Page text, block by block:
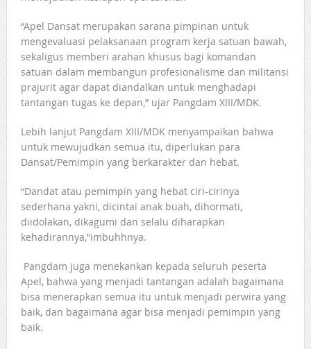
“Apel Dansat merupakan sarana pimpinan untuk
mengevaluasi pelaksanaan program kerja satuan bawah,
sekaligus memberi arahan khusus bagi komandan
satuan dalam membangun profesionalisme dan militansi
prajurit agar dapat diandalkan untuk menghadapi
tantangan tugas ke depan,” ujar Pangdam XIII/MDK.
Lebih lanjut Pangdam XIII/MDK menyampaikan bahwa
untuk mewujudkan semua itu, diperlukan para
Dansat/Pemimpin yang berkarakter dan hebat.
“Dandat atau pemimpin yang hebat ciri-cirinya
sederhana yakni, dicintai anak buah, dihormati,
diidolakan, dikagumi dan selalu diharapkan
kehadirannya,”imbuhhnya.
Pangdam juga menekankan kepada seluruh peserta
Apel, bahwa yang menjadi tantangan adalah bagaimana
bisa menerapkan semua itu untuk menjadi perwira yang
baik, dan bagaimana agar bisa menjadi pemimpin yang
baik.